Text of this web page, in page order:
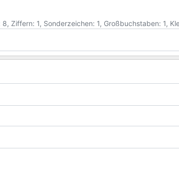
Ziffern: 1, Sonderzeichen: 1, Großbuchstaben: 1,